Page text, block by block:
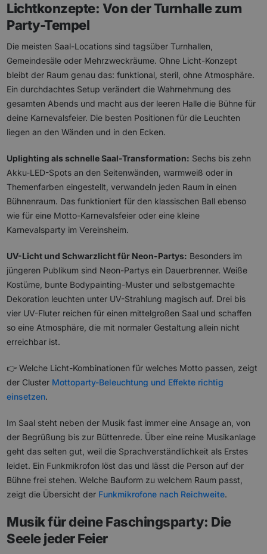
Lichtkonzepte: Von der Turnhalle zum
Party-Tempel
Die meisten Saal-Locations sind tagsüber Turnhallen,
Gemeindesäle oder Mehrzweckräume. Ohne Licht-Konzept
bleibt der Raum genau das: funktional, steril, ohne Atmosphäre.
Ein durchdachtes Setup verändert die Wahrnehmung des
gesamten Abends und macht aus der leeren Halle die Bühne für
deine Karnevalsfeier. Die besten Positionen für die Leuchten
liegen an den Wänden und in den Ecken.
Uplighting als schnelle Saal-Transformation: Sechs bis zehn
Akku-LED-Spots an den Seitenwänden, warmweiß oder in
Themenfarben eingestellt, verwandeln jeden Raum in einen
Bühnenraum. Das funktioniert für den klassischen Ball ebenso
wie für eine Motto-Karnevalsfeier oder eine kleine
Karnevalsparty im Vereinsheim.
UV-Licht und Schwarzlicht für Neon-Partys: Besonders im
jüngeren Publikum sind Neon-Partys ein Dauerbrenner. Weiße
Kostüme, bunte Bodypainting-Muster und selbstgemachte
Dekoration leuchten unter UV-Strahlung magisch auf. Drei bis
vier UV-Fluter reichen für einen mittelgroßen Saal und schaffen
so eine Atmosphäre, die mit normaler Gestaltung allein nicht
erreichbar ist.
👉 Welche Licht-Kombinationen für welches Motto passen, zeigt
der Cluster Mottoparty-Beleuchtung und Effekte richtig
einsetzen.
Im Saal steht neben der Musik fast immer eine Ansage an, von
der Begrüßung bis zur Büttenrede. Über eine reine Musikanlage
geht das selten gut, weil die Sprachverständlichkeit als Erstes
leidet. Ein Funkmikrofon löst das und lässt die Person auf der
Bühne frei stehen. Welche Bauform zu welchem Raum passt,
zeigt die Übersicht der Funkmikrofone nach Reichweite.
Musik für deine Faschingsparty: Die
Seele jeder Feier